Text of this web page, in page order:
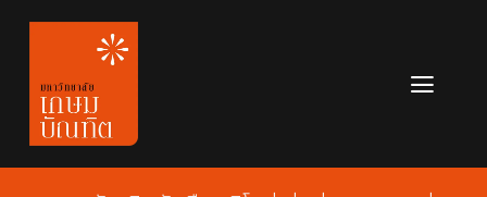
Skip
content
หลักสูตร